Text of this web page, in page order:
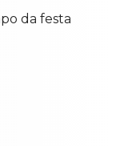
da festa